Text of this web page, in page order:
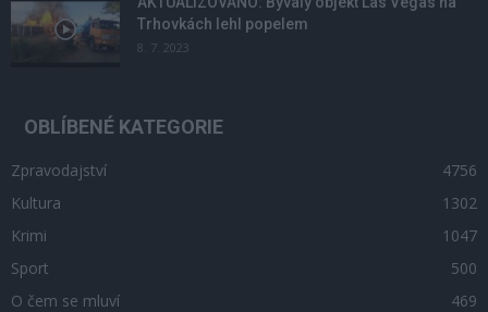
Trhovkách lehl popelem
8. 7. 2023
OBLÍBENÉ KATEGORIE
Zpravodajství
4756
Kultura
1302
Krimi
1047
Sport
500
O čem se mluví
469